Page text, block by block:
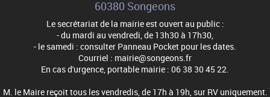
60380 Songeons
Le secrétariat de la mairie est ouvert au public :
- du mardi au vendredi, de 13h30 à 17h30,
- le samedi : consulter Panneau Pocket pour les dates.
Courriel : mairie@songeons.fr
En cas d'urgence, portable mairie : 06 38 30 45 22.
M. le Maire reçoit tous les vendredis, de 17h à 19h, sur RV uniquement.